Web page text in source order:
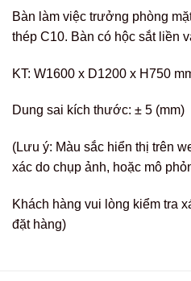
Bàn làm việc trưởng phòng
thép C10. Bàn có hộc sắt liền
KT: W1600 x D1200 x H750
Dung sai kích thước: ± 5 (mm)
(Lưu ý: Màu sắc hiển thị trên
xác do chụp ảnh, hoặc mô
Khách hàng vui lòng kiểm tra
đặt hàng)